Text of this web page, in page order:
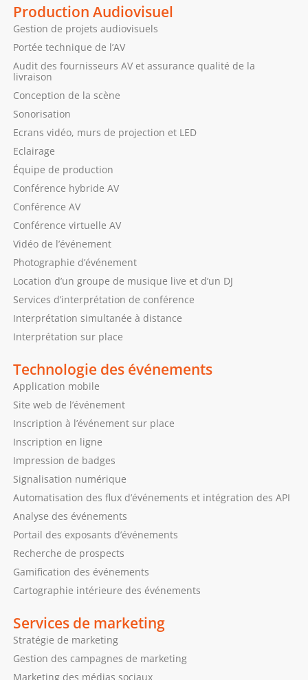
Production Audiovisuel
Gestion de projets audiovisuels
Portée technique de l’AV
Audit des fournisseurs AV et assurance qualité de la
livraison
Conception de la scène
Sonorisation
Ecrans vidéo, murs de projection et LED
Eclairage
Équipe de production
Conférence hybride AV
Conférence AV
Conférence virtuelle AV
Vidéo de l’événement
Photographie d’événement
Location d’un groupe de musique live et d’un DJ
Services d’interprétation de conférence
Interprétation simultanée à distance
Interprétation sur place
Technologie des événements
Application mobile
Site web de l’événement
Inscription à l’événement sur place
Inscription en ligne
Impression de badges
Signalisation numérique
Automatisation des flux d’événements et intégration des API
Analyse des événements
Portail des exposants d’événements
Recherche de prospects
Gamification des événements
Cartographie intérieure des événements
Services de marketing
Stratégie de marketing
Gestion des campagnes de marketing
Marketing des médias sociaux